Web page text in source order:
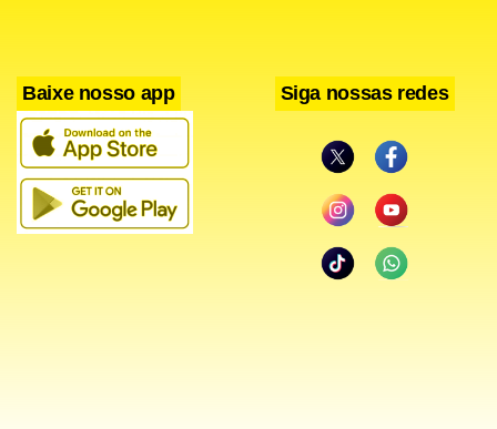
Uma nova etapa introduzida neste ano é o
acompanhamento domiciliar de gestantes e puérperas,
com visitas durante a gravidez e no pós-parto, ampliando o
Baixe nosso app Siga nossas redes